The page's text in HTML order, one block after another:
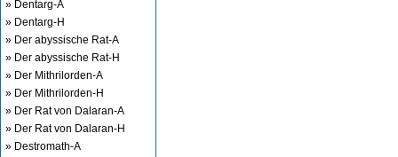
» Dentarg-A
» Dentarg-H
» Der abyssische Rat-A
» Der abyssische Rat-H
» Der Mithrilorden-A
» Der Mithrilorden-H
» Der Rat von Dalaran-A
» Der Rat von Dalaran-H
» Destromath-A